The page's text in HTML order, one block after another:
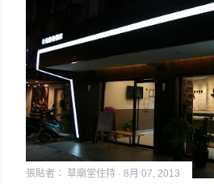
張貼者： 草廟堂住持 8月 07, 2013